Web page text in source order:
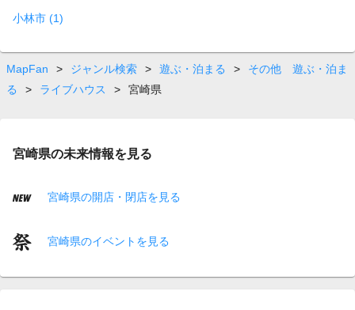
小林市 (1)
MapFan > ジャンル検索 > 遊ぶ・泊まる >
その他 遊ぶ・泊ま
る
> ライブハウス > 宮崎県
宮崎県の未来情報を見る
宮崎県の開店・閉店を見る
宮崎県のイベントを見る